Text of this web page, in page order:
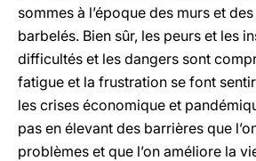
sommes à l’époque des murs et
barbelés. Bien sûr, les peurs et les
difficultés et les dangers sont
fatigue et la frustration se font
les crises économique et
pas en élevant des barrières que
problèmes et que l’on améliore la